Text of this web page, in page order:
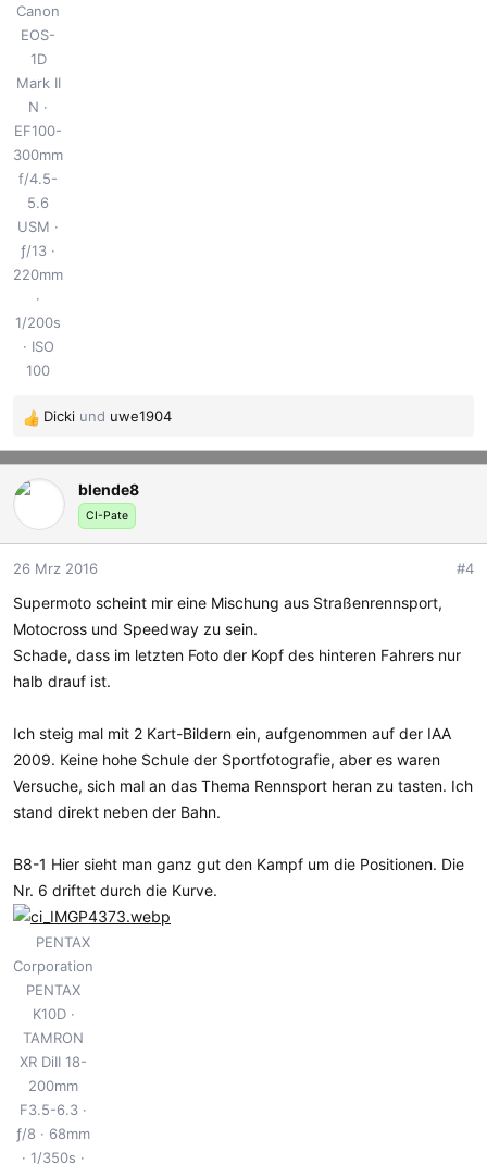
Canon
EOS-
1D
Mark II
N
EF100-
300mm
f/4.5-
5.6
USM
ƒ/13
220mm
1/200s
ISO
100
R
e
a
k
n
e
n
Dicki und uwe1904
blende8
CI-Pate
26 Mrz 2016 #4
Supermoto scheint mir eine Mischung aus Straßenrennsport,
Motocross und Speedway zu sein.
Schade, dass im letzten Foto der Kopf des hinteren Fahrers nur
halb drauf ist.
Ich steig mal mit 2 Kart-Bildern ein, aufgenommen auf der IAA
2009. Keine hohe Schule der Sportfotografie, aber es waren
Versuche, sich mal an das Thema Rennsport heran zu tasten. Ich
stand direkt neben der Bahn.
B8-1 Hier sieht man ganz gut den Kampf um die Positionen. Die
Nr. 6 driftet durch die Kurve.
PENTAX
Corporation
PENTAX
K10D
TAMRON
XR DiII 18-
200mm
F3.5-6.3
ƒ/8
68mm
1/350s